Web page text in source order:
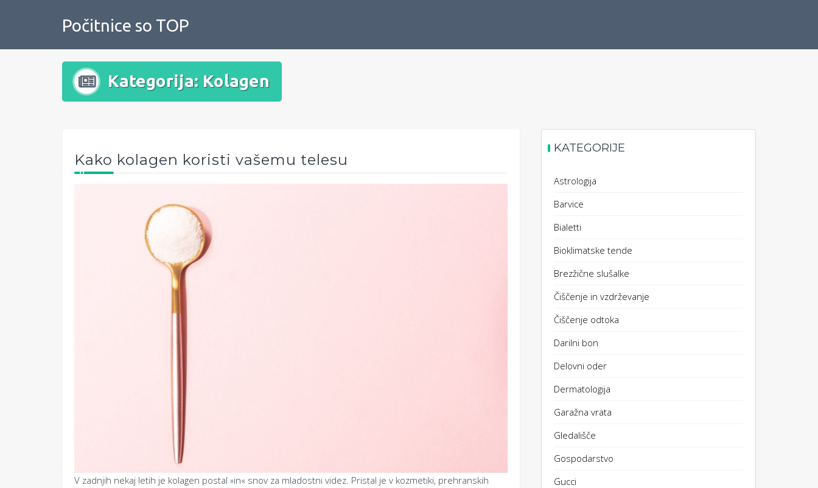
Počitnice so TOP
Kategorija: Kolagen
Kako kolagen koristi vašemu telesu
V zadnjih nekaj letih je kolagen postal »in« snov za mladostni videz. Pristal je v kozmetiki, prehranskih
KATEGORIJE
Astrologija
Barvice
Bialetti
Bioklimatske tende
Brezžične slušalke
Čiščenje in vzdrževanje
Čiščenje odtoka
Darilni bon
Delovni oder
Dermatologija
Garažna vrata
Gledališče
Gospodarstvo
Gucci